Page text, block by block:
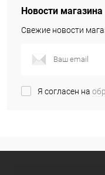
Новости магазина
Свежие новости
Я согласен на